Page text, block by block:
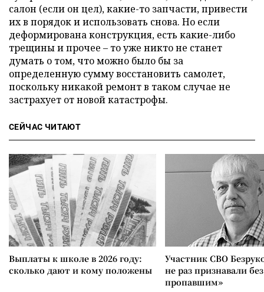
салон (если он цел), какие-то запчасти, привести
их в порядок и использовать снова. Но если
деформирована конструкция, есть какие-либо
трещины и прочее – то уже никто не станет
думать о том, что можно было бы за
определенную сумму восстановить самолет,
поскольку никакой ремонт в таком случае не
застрахует от новой катастрофы.
СЕЙЧАС ЧИТАЮТ
Выплаты к школе в 2026 году:
сколько дают и кому положены
Участник СВО
не раз признавали
пропавшим»